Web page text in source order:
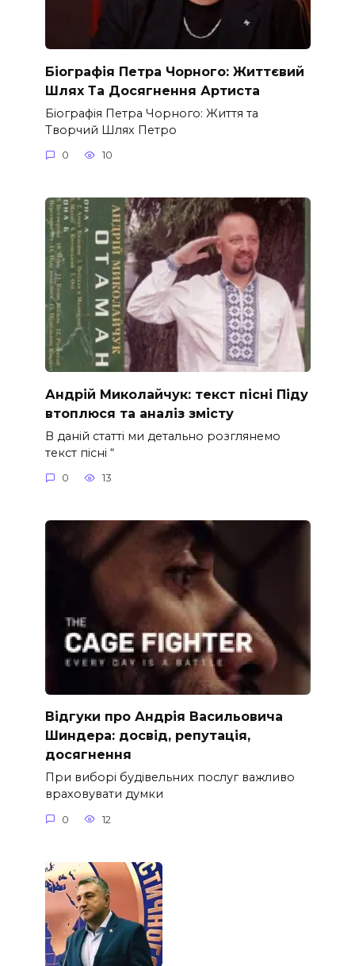
Біографія Петра Чорного: Життєвий
Шлях Та Досягнення Артиста
Біографія Петра Чорного: Життя та
Творчий Шлях Петро
0 10
Андрій Миколайчук: текст пісні Піду
втоплюся та аналіз змісту
В даній статті ми детально розглянемо
текст пісні “
0 13
Відгуки про Андрія Васильовича
Шиндера: досвід, репутація,
досягнення
При виборі будівельних послуг важливо
враховувати думки
0 12